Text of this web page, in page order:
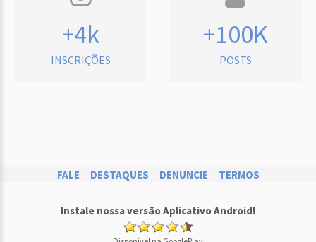
+4k
INSCRIÇÕES
+100K
POSTS
FALE DESTAQUES DENUNCIE TERMOS
Instale nossa versão Aplicativo Android!